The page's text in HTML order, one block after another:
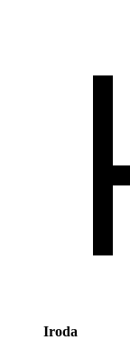
Iroda